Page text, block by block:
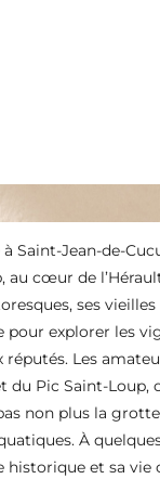
à Saint-Jean-de-
au cœur de
ses
pour explorer les
réputés. Les
du Pic Saint-Loup,
non plus la
À
historique et sa vie